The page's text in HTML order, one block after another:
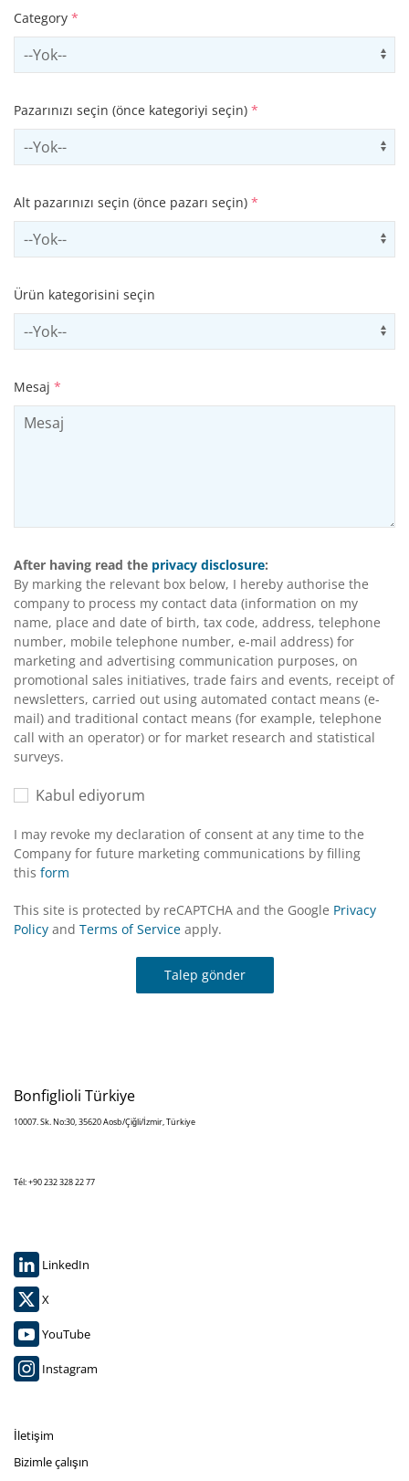
Category *
Select contactCategory
Pazarınızı seçin (önce kategoriyi seçin) *
Select sector
Alt pazarınızı seçin (önce pazarı seçin) *
Select subSector
Ürün kategorisini seçin
Select productCategory
Mesaj *
After having read the privacy disclosure:
By marking the relevant box below, I hereby authorise the
company to process my contact data (information on my
name, place and date of birth, tax code, address, telephone
number, mobile telephone number, e-mail address) for
marketing and advertising communication purposes, on
promotional sales initiatives, trade fairs and events, receipt of
newsletters, carried out using automated contact means (e-
mail) and traditional contact means (for example, telephone
call with an operator) or for market research and statistical
surveys.
Kabul ediyorum
I may revoke my declaration of consent at any time to the
Company for future marketing communications by filling
this form
This site is protected by reCAPTCHA and the Google Privacy
Policy and Terms of Service apply.
Talep gönder
Bonfiglioli Türkiye
10007. Sk. No:30, 35620 Aosb/Çiğli/İzmir, Türkiye
Tél: +90 232 328 22 77
LinkedIn
X
YouTube
Instagram
İletişim
Bizimle çalışın